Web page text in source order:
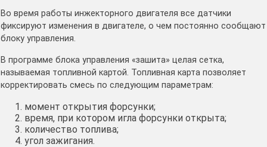
Во время работы инжекторного двигателя все датчики
фиксируют изменения в двигателе, о чем постоянно сообщают
блоку управления.
В программе блока управления «зашита» целая сетка,
называемая топливной картой. Топливная карта позволяет
корректировать смесь по следующим параметрам:
момент открытия форсунки;
время, при котором игла форсунки открыта;
количество топлива;
угол зажигания.